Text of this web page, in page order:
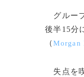
グルー
後半15分
（Morgan
失点を